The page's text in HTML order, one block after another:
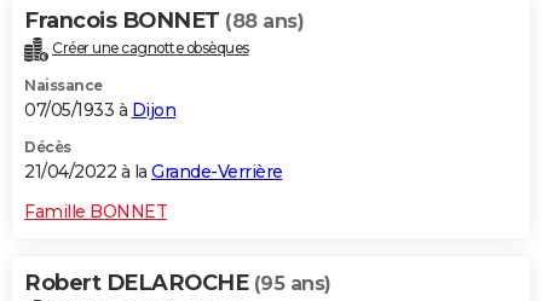
Francois BONNET (88 ans)
Créer une cagnotte obsèques
Naissance
07/05/1933 à Dijon
Décès
21/04/2022 à la Grande-Verrière
Famille BONNET
Robert DELAROCHE (95 ans)